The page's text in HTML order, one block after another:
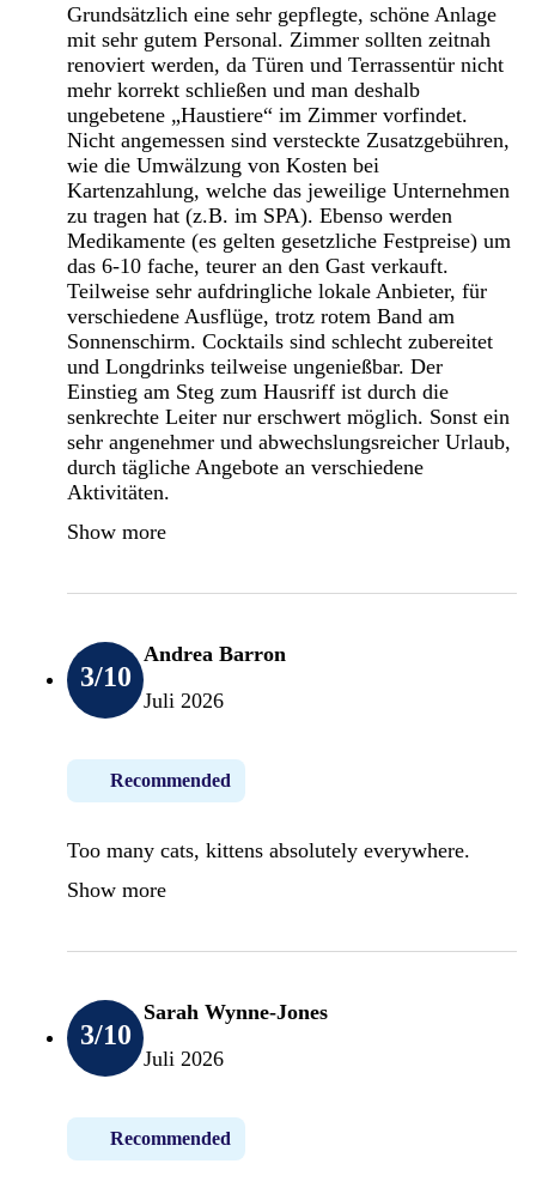
Grundsätzlich eine sehr gepflegte, schöne Anlage
mit sehr gutem Personal. Zimmer sollten zeitnah
renoviert werden, da Türen und Terrassentür nicht
mehr korrekt schließen und man deshalb
ungebetene „Haustiere“ im Zimmer vorfindet.
Nicht angemessen sind versteckte Zusatzgebühren,
wie die Umwälzung von Kosten bei
Kartenzahlung, welche das jeweilige Unternehmen
zu tragen hat (z.B. im SPA). Ebenso werden
Medikamente (es gelten gesetzliche Festpreise) um
das 6-10 fache, teurer an den Gast verkauft.
Teilweise sehr aufdringliche lokale Anbieter, für
verschiedene Ausflüge, trotz rotem Band am
Sonnenschirm. Cocktails sind schlecht zubereitet
und Longdrinks teilweise ungenießbar. Der
Einstieg am Steg zum Hausriff ist durch die
senkrechte Leiter nur erschwert möglich. Sonst ein
sehr angenehmer und abwechslungsreicher Urlaub,
durch tägliche Angebote an verschiedene
Aktivitäten.
Show more
3/10
Andrea Barron
Juli 2026
Recommended
Too many cats, kittens absolutely everywhere.
Show more
3/10
Sarah Wynne-Jones
Juli 2026
Recommended